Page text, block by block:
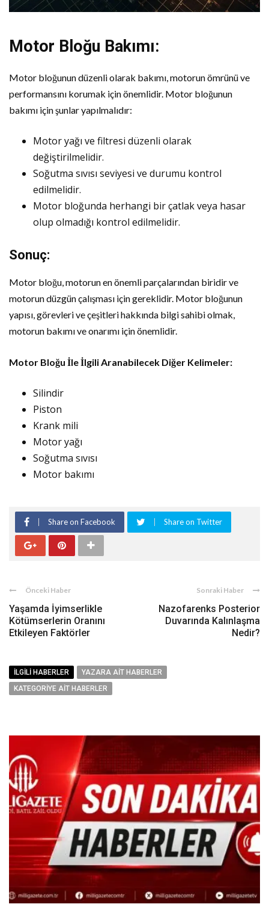
Motor Bloğu Bakımı:
Motor bloğunun düzenli olarak bakımı, motorun ömrünü ve
performansını korumak için önemlidir. Motor bloğunun
bakımı için şunlar yapılmalıdır:
Motor yağı ve filtresi düzenli olarak
değiştirilmelidir.
Soğutma sıvısı seviyesi ve durumu kontrol
edilmelidir.
Motor bloğunda herhangi bir çatlak veya hasar
olup olmadığı kontrol edilmelidir.
Sonuç:
Motor bloğu, motorun en önemli parçalarından biridir ve
motorun düzgün çalışması için gereklidir. Motor bloğunun
yapısı, görevleri ve çeşitleri hakkında bilgi sahibi olmak,
motorun bakımı ve onarımı için önemlidir.
Motor Bloğu İle İlgili Aranabilecek Diğer Kelimeler:
Silindir
Piston
Krank mili
Motor yağı
Soğutma sıvısı
Motor bakımı
Share on Facebook Share on Twitter
Önceki Haber
Yaşamda İyimserlikle
Kötümserlerin Oranını
Etkileyen Faktörler
Sonraki Haber
Nazofarenks Posterior
Duvarında Kalınlaşma
Nedir?
İLGILI HABERLER
YAZARA AIT HABERLER
KATEGORIYE AIT HABERLER